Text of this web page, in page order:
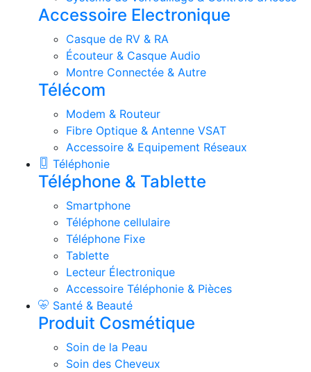
Accessoire Electronique
Casque de RV & RA
Écouteur & Casque Audio
Montre Connectée & Autre
Télécom
Modem & Routeur
Fibre Optique & Antenne VSAT
Accessoire & Equipement Réseaux
Téléphonie
Téléphone & Tablette
Smartphone
Téléphone cellulaire
Téléphone Fixe
Tablette
Lecteur Électronique
Accessoire Téléphonie & Pièces
Santé & Beauté
Produit Cosmétique
Soin de la Peau
Soin des Cheveux